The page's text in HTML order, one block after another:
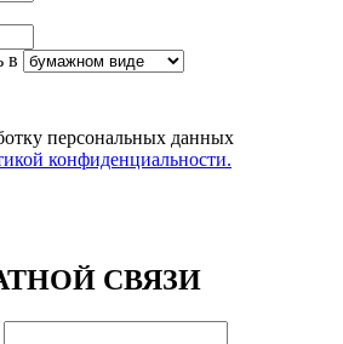
в
персональных данных
конфиденциальности.
СВЯЗИ